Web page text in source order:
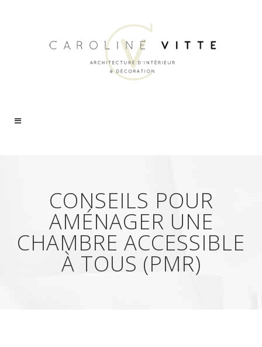
CONSEILS POUR
AMÉNAGER UNE
CHAMBRE ACCESSIBLE
À TOUS (PMR)